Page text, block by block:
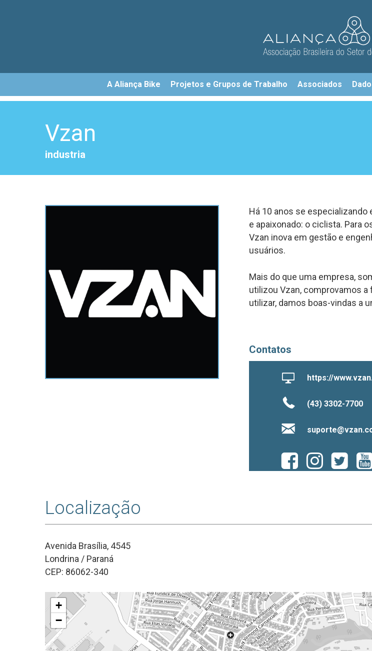
A Aliança Bike Projetos e Grupos de Trabalho Associados
Vzan
industria
Há 10 anos se
e apaixonado: o ciclista. Para
Vzan inova em gestão e
usuários.
Mais do que uma empresa,
utilizou Vzan, comprovamos
utilizar, damos boas-vindas a
Contatos
https://
(43) 3302-7700
Localização
Avenida Brasília, 4545
Londrina / Paraná
CEP: 86062-340
+
−